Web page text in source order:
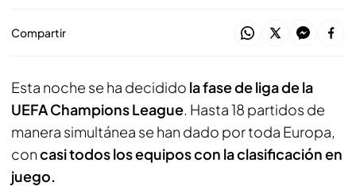
Compartir
Esta noche se ha decidido la fase de liga de la
UEFA ChampionsLeague. Hasta 18 partidos de
manera simultánea se han dado por toda Europa,
concasi todos los equipos con la clasificación en
juego.